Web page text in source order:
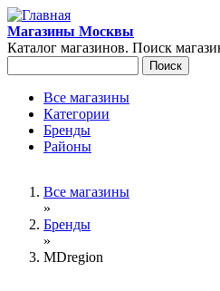
Перейти к основному содержанию
Магазины Москвы
Каталог магазинов. Поиск
Главное меню
Все магазины
Категории
Бренды
Районы
Вы здесьВсе магазины
»
Бренды
»
MDregion